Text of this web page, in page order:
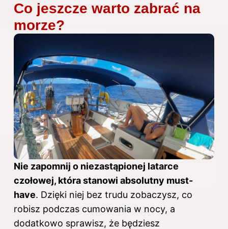
Co jeszcze warto zabrać na
morze?
Nie zapomnij o niezastąpionej latarce
czołowej, która stanowi absolutny must-
have. Dzięki niej bez trudu zobaczysz, co
robisz podczas cumowania w nocy, a
dodatkowo sprawisz, że będziesz